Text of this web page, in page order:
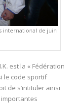
international de juin
est la « Fédération
le code sportif
de s’intituler ainsi